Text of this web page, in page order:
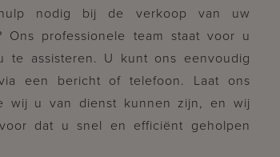
nodig bij de verkoop van uw
Ons professionele team staat voor u
te assisteren. U kunt ons eenvoudig
een bericht of telefoon. Laat ons
wij u van dienst kunnen zijn, en wij
dat u snel en efficiënt geholpen